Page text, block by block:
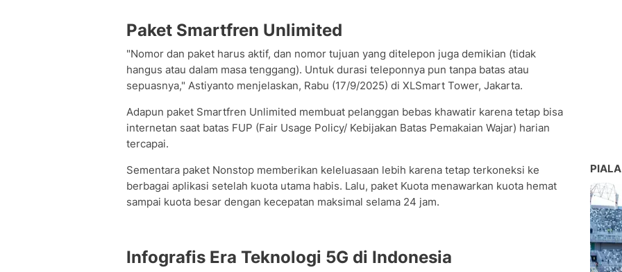
Paket Smartfren Unlimited
"Nomor dan paket harus aktif, dan nomor tujuan yang ditelepon juga demikian (tidak
hangus atau dalam masa tenggang). Untuk durasi teleponnya pun tanpa batas atau
sepuasnya," Astiyanto menjelaskan, Rabu (17/9/2025) di XLSmart Tower, Jakarta.
Adapun paket Smartfren Unlimited membuat pelanggan bebas khawatir karena tetap bisa
internetan saat batas FUP (Fair Usage Policy/ Kebijakan Batas Pemakaian Wajar) harian
tercapai.
Sementara paket Nonstop memberikan keleluasaan lebih karena tetap terkoneksi ke
berbagai aplikasi setelah kuota utama habis. Lalu, paket Kuota menawarkan kuota hemat
sampai kuota besar dengan kecepatan maksimal selama 24 jam.
Infografis Era Teknologi 5G di Indonesia